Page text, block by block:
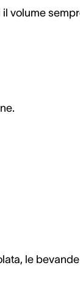
volume
le bevande